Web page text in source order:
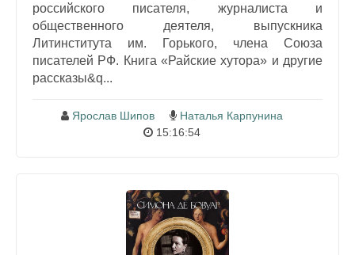
российского писателя, журналиста и
общественного деятеля, выпускника
Литинститута им. Горького, члена Союза
писателей РФ. Книга «Райские хутора» и другие
рассказы&q...
Ярослав Шипов
Наталья Карпунина
15:16:54